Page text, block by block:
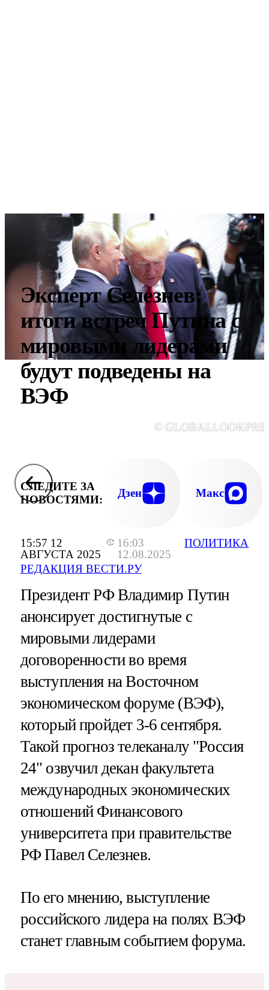
15:57 12
АВГУСТА 2025
16:03
12.08.2025
РЕДАКЦИЯ ВЕСТИ.РУ
ПОЛИТИКА
Эксперт Селезнев:
итоги встреч Путина с
мировыми лидерами
будут подведены на
ВЭФ
©
СЛЕДИТЕ ЗА
НОВОСТЯМИ:
Дзен Макс
Президент РФ Владимир Путин
анонсирует достигнутые с
мировыми лидерами
договоренности во время
выступления на Восточном
экономическом форуме (ВЭФ),
который пройдет 3-6 сентября.
Такой прогноз телеканалу "Россия
24" озвучил декан факультета
международных экономических
отношений Финансового
университета при правительстве
РФ Павел Селезнев.
По его мнению, выступление
российского лидера на полях ВЭФ
станет главным событием форума.